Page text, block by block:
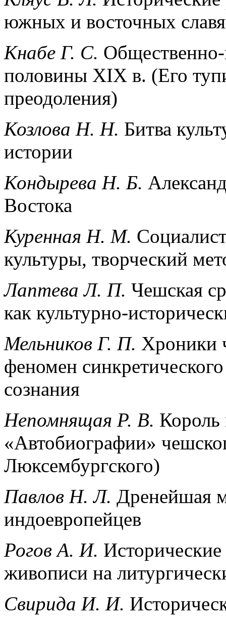
южных и восточных
Кнабе Г. С. Общественно-
половины XIX в. (Его
преодоления)
Козлова Н. Н. Битва
истории
Кондырева Н. Б.
Востока
Куренная Н. М.
культуры, творческий
Лаптева Л. П. Чешская
как культурно-
Мельников Г. П. Хроники
феномен
сознания
Непомнящая Р. В. Король
«Автобиографии»
Люксембургского)
Павлов Н. Л. Дренейшая
индоевропейцев
Рогов А. И.
живописи на
Свирида И. И.